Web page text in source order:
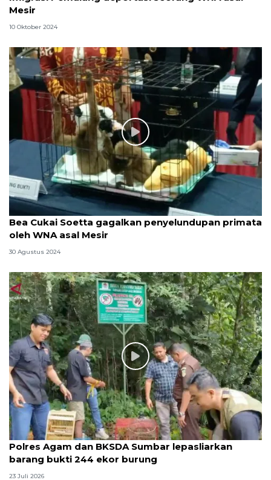
Mesir
10 Oktober 2024
Bea Cukai Soetta gagalkan penyelundupan primata
oleh WNA asal Mesir
30 Agustus 2024
Polres Agam dan BKSDA Sumbar lepasliarkan
barang bukti 244 ekor burung
23 Juli 2026